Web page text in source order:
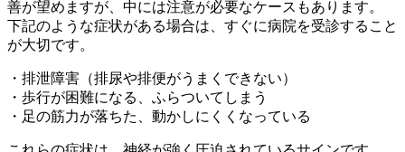
善が望めますが、中には注意が必要なケースもあります。
下記のような症状がある場合は、すぐに病院を受診すること
が大切です。
・排泄障害（排尿や排便がうまくできない）
・歩行が困難になる、ふらついてしまう
・足の筋力が落ちた、動かしにくくなっている